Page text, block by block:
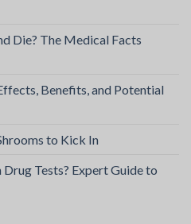
Die? The Medical Facts
Benefits, and Potential
to Kick In
Tests? Expert Guide to